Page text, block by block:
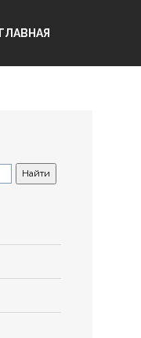
ГЛАВНАЯ